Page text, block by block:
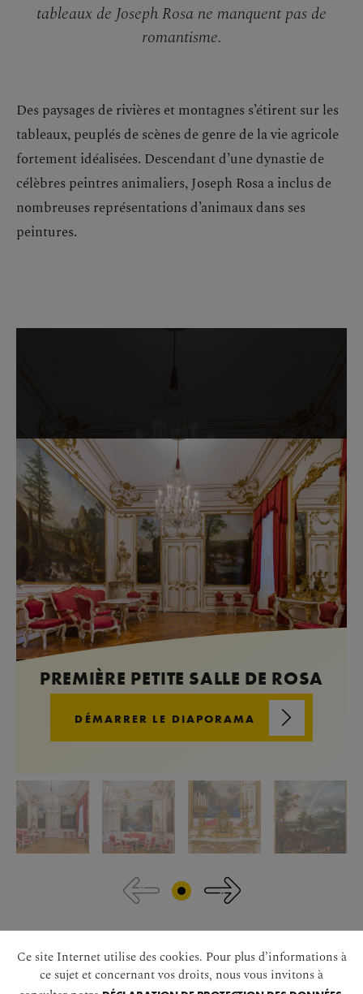
tableaux de Joseph Rosa ne manquent pas de
romantisme.
Des paysages de rivières et montagnes s’étirent sur les
tableaux, peuplés de scènes de genre de la vie agricole
fortement idéalisées. Descendant d’une dynastie de
célèbres peintres animaliers, Joseph Rosa a inclus de
nombreuses représentations d’animaux dans ses
peintures.
PREMIÈRE PETITE SALLE DE ROSA
DÉMARRER LE DIAPORAMA
Revenir avant la galerie d'images
Ce site Internet utilise des cookies. Pour plus d’informations à
ce sujet et concernant vos droits, nous vous invitons à